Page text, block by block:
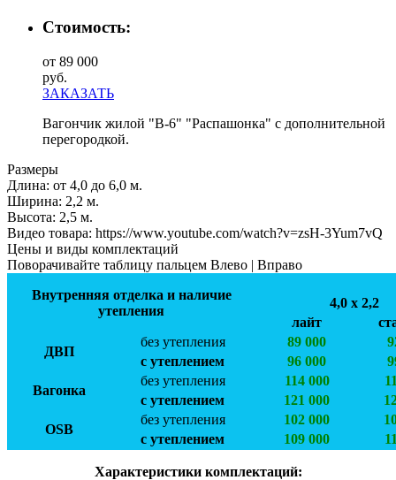
Стоимость:
от 89 000
руб.
ЗАКАЗАТЬ
Вагончик жилой "В-6" "Распашонка" с дополнительной
перегородкой.
Размеры
Длина: от 4,0 до 6,0 м.
Ширинa: 2,2 м.
Высота: 2,5 м.
Видео товара: https://www.youtube.com/watch?v=zsH-3Yum7vQ
Цены и виды комплектаций
Поворачивайте таблицу пальцем Влево | Вправо
Внутренняя отделка и наличие
утепления
4,0 х 2,2
лайт
ДВП
без утепления 89 000
с утеплением
96 000
Вагонка
без утепления 114 000
с утеплением
121 000
OSB
без утепления 102 000
с утеплением
109 000
Характеристики комплектаций: